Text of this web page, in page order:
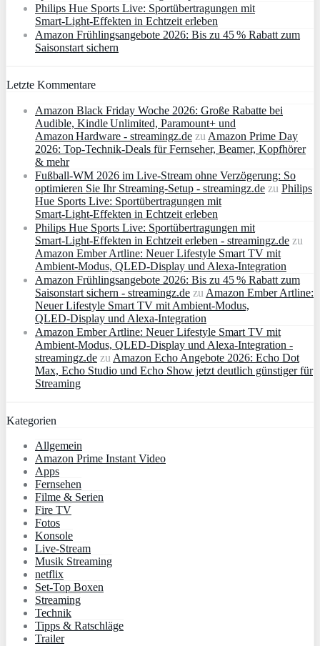
Philips Hue Sports Live: Sportübertragungen mit
Smart‑Light‑Effekten in Echtzeit erleben
Amazon Frühlingsangebote 2026: Bis zu 45 % Rabatt zum
Saisonstart sichern
Letzte Kommentare
Amazon Black Friday Woche 2026: Große Rabatte bei
Audible, Kindle Unlimited, Paramount+ und
Amazon Hardware - streamingz.de zuAmazon Prime Day
2026: Top-Technik-Deals für Fernseher, Beamer, Kopfhörer
& mehr
Fußball-WM 2026 im Live-Stream ohne Verzögerung: So
optimieren Sie Ihr Streaming-Setup - streamingz.de zu Philips
Hue Sports Live: Sportübertragungen mit
Smart‑Light‑Effekten in Echtzeit erleben
Philips Hue Sports Live: Sportübertragungen mit
Smart‑Light‑Effekten in Echtzeit erleben - streamingz.de zu
Amazon Ember Artline: Neuer Lifestyle Smart TV mit
Ambient‑Modus, QLED‑Display und Alexa‑Integration
Amazon Frühlingsangebote 2026: Bis zu 45 % Rabatt zum
Saisonstart sichern - streamingz.de zuAmazon Ember Artline:
Neuer Lifestyle Smart TV mit Ambient‑Modus,
QLED‑Display und Alexa‑Integration
Amazon Ember Artline: Neuer Lifestyle Smart TV mit
Ambient‑Modus, QLED‑Display und Alexa‑Integration -
streamingz.de zuAmazon Echo Angebote 2026: Echo Dot
Max, Echo Studio und Echo Show jetzt deutlich günstiger für
Streaming
Kategorien
Allgemein
Amazon Prime Instant Video
Apps
Fernsehen
Filme & Serien
Fire TV
Fotos
Konsole
Live-Stream
Musik Streaming
netflix
Set-Top Boxen
Streaming
Technik
Tipps & Ratschläge
Trailer